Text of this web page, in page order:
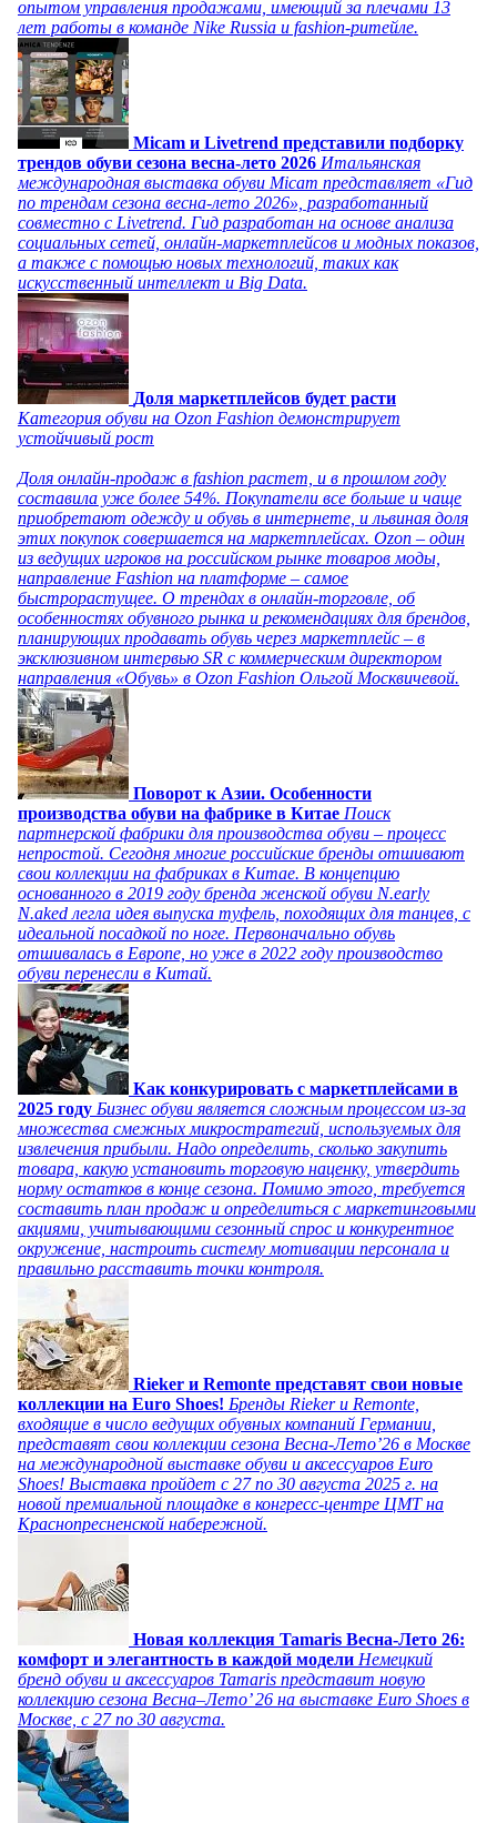
опытом управления продажами, имеющий за плечами 13
лет работы в команде Nike Russia и fashion-ритейле.
Micam и Livetrend представили подборку
трендов обуви сезона весна-лето 2026 Итальянская
международная выставка обуви Micam представляет «Гид
по трендам сезона весна-лето 2026», разработанный
совместно с Livetrend. Гид разработан на основе анализа
социальных сетей, онлайн-маркетплейсов и модных показов,
а также с помощью новых технологий, таких как
искусственный интеллект и Big Data.
Доля маркетплейсов будет расти
Категория обуви на Ozon Fashion демонстрирует
устойчивый рост
Доля онлайн-продаж в fashion растет, и в прошлом году
составила уже более 54%. Покупатели все больше и чаще
приобретают одежду и обувь в интернете, и львиная доля
этих покупок совершается на маркетплейсах. Ozon – один
из ведущих игроков на российском рынке товаров моды,
направление Fashion на платформе – самое
быстрорастущее. О трендах в онлайн-торговле, об
особенностях обувного рынка и рекомендациях для брендов,
планирующих продавать обувь через маркетплейс – в
эксклюзивном интервью SR с коммерческим директором
направления «Обувь» в Ozon Fashion Ольгой Москвичевой.
Поворот к Азии. Особенности
производства обуви на фабрике в Китае Поиск
партнерской фабрики для производства обуви – процесс
непростой. Сегодня многие российские бренды отшивают
свои коллекции на фабриках в Китае. В концепцию
основанного в 2019 году бренда женской обуви N.early
N.aked легла идея выпуска туфель, походящих для танцев, с
идеальной посадкой по ноге. Первоначально обувь
отшивалась в Европе, но уже в 2022 году производство
обуви перенесли в Китай.
Как конкурировать с маркетплейсами в
2025 году Бизнес обуви является сложным процессом из-за
множества смежных микростратегий, используемых для
извлечения прибыли. Надо определить, сколько закупить
товара, какую установить торговую наценку, утвердить
норму остатков в конце сезона. Помимо этого, требуется
составить план продаж и определиться с маркетинговыми
акциями, учитывающими сезонный спрос и конкурентное
окружение, настроить систему мотивации персонала и
правильно расставить точки контроля.
Rieker и Remonte представят свои новые
коллекции на Euro Shoes! Бренды Rieker и Remonte,
входящие в число ведущих обувных компаний Германии,
представят свои коллекции сезона Весна-Лето’26 в Москве
на международной выставке обуви и аксессуаров Euro
Shoes! Выставка пройдет c 27 по 30 августа 2025 г. на
новой премиальной площадке в конгресс-центре ЦМТ на
Краснопресненской набережной.
Новая коллекция Tamaris Весна-Лето 26:
комфорт и элегантность в каждой модели Немецкий
бренд обуви и аксессуаров Tamaris представит новую
коллекцию сезона Весна–Лето’ 26 на выставке Euro Shoes в
Москве, с 27 по 30 августа.